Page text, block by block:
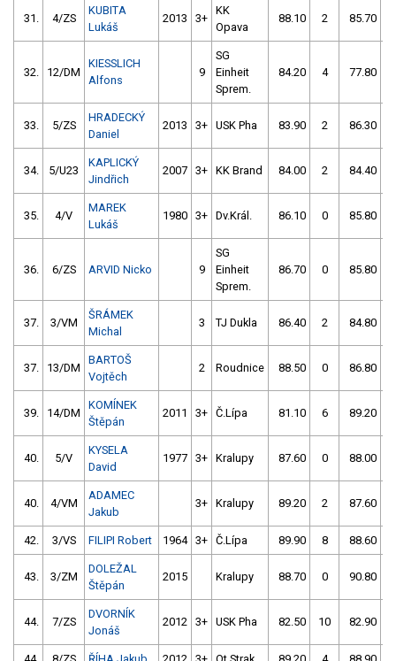
31. 4/ZS
KUBITA
Lukáš
2013 3+
KK
Opava
88.10 2 85.70
32. 12/DM
KIESSLICH
Alfons
9
SG
Einheit
Sprem.
84.20 4 77.80
33. 5/ZS
HRADECKÝ
Daniel
2013 3+ USK Pha 83.90 2 86.30
34. 5/U23
KAPLICKÝ
Jindřich
2007 3+ KK Brand 84.00 2 84.40
35. 4/V
MAREK
Lukáš
1980 3+ Dv.Král. 86.10 0 85.80
36. 6/ZS ARVID Nicko 9
SG
Einheit
Sprem.
86.70 0 85.80
37. 3/VM
ŠRÁMEK
Michal
3 TJ Dukla 86.40 2 84.80
37. 13/DM
BARTOŠ
Vojtěch
2 Roudnice 88.50 0 86.80
39. 14/DM
KOMÍNEK
Štěpán
2011 3+ Č.Lípa 81.10 6 89.20
40. 5/V
KYSELA
David
1977 3+ Kralupy 87.60 0 88.00
40. 4/VM
ADAMEC
Jakub
3+ Kralupy 89.20 2 87.60
42. 3/VS FILIPI Robert 1964 3+ Č.Lípa 89.90 8 88.60
43. 3/ZM
DOLEŽAL
Štěpán
2015 Kralupy 88.70 0 90.80
44. 7/ZS
DVORNÍK
Jonáš
2012 3+ USK Pha 82.50 10 82.90